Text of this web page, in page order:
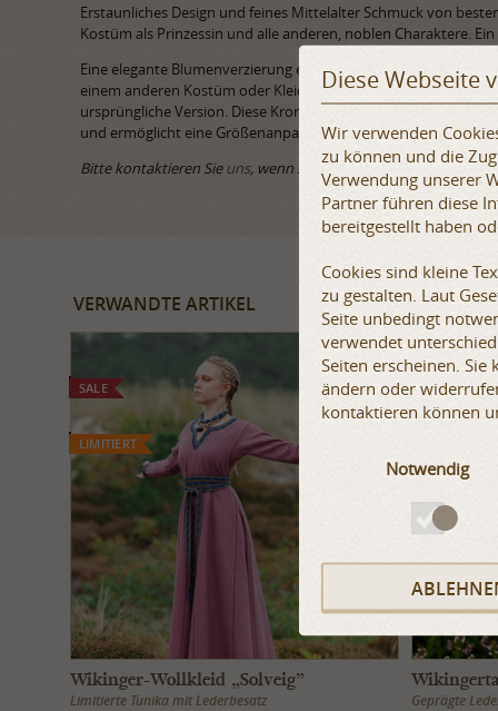
Erstaunliches Design und feines Mittelalter Schmuck von
Kostüm als Prinzessin und alle anderen, noblen Charaktere.
Eine elegante Blumenverzierung entspricht dem Muster des
einem anderen Kostüm oder Kleid auch tragen. Wir haben es
ursprüngliche Version. Diese Krone hat einen „Einheitsgröße“-
und ermöglicht eine Größenanpassung für verschiedene
Bitte kontaktieren Sieuns, wenn Sie weitere Fragen haben.
VERWANDTE ARTIKEL
LIMITIERT
SALE
Wikinger-Wollkleid „Solveig”
Limitierte Tunika mit Lederbesatz
SALE
AUF LAGER
Geprägte
Diese Webseite
Wir verwenden
zu können und die
Verwendung unserer
Partner führen diese
bereitgestellt haben
Cookies sind kleine
zu gestalten. Laut
Seite unbedingt
verwendet
Seiten erscheinen.
ändern oder
kontaktieren können
Notwendig